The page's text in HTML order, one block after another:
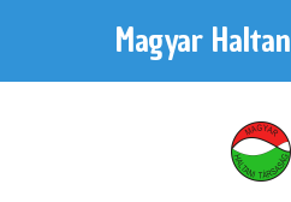
Magyar